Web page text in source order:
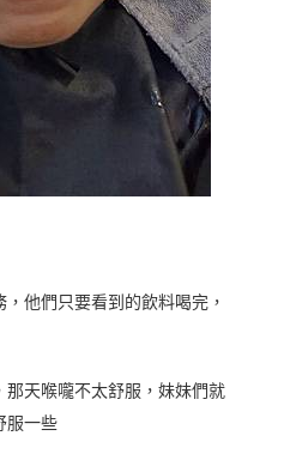
他們只要看到的飲料喝完，
天喉嚨不太舒服，妹妹們就
服一些